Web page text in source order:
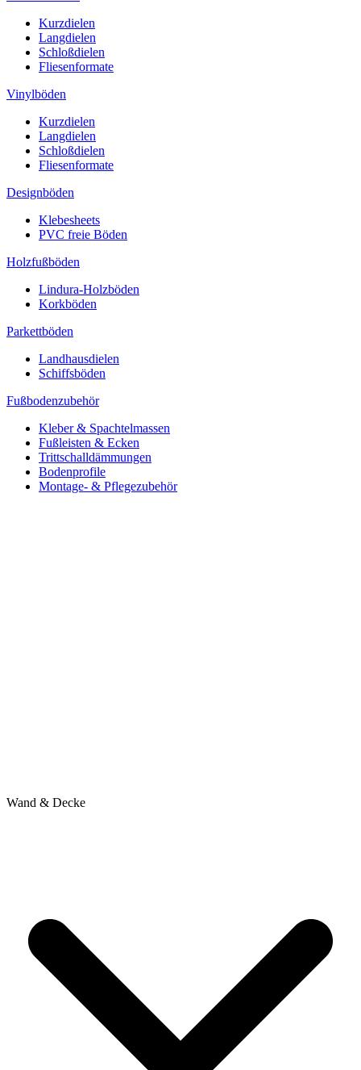
Kurzdielen
Langdielen
Schloßdielen
Fliesenformate
Vinylböden
Kurzdielen
Langdielen
Schloßdielen
Fliesenformate
Designböden
Klebesheets
PVC freie Böden
Holzfußböden
Lindura-Holzböden
Korkböden
Parkettböden
Landhausdielen
Schiffsböden
Fußbodenzubehör
Kleber & Spachtelmassen
Fußleisten & Ecken
Trittschalldämmungen
Bodenprofile
Montage- & Pflegezubehör
Wand & Decke